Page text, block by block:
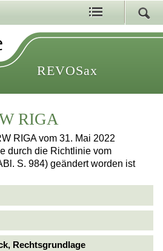
REVOSax
RIGA
RIGA vom 31. Mai 2022
durch die Richtlinie vom
S. 984) geändert worden ist
Rechtsgrundlage